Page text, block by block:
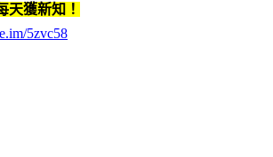
天獲新知！
5zvc58